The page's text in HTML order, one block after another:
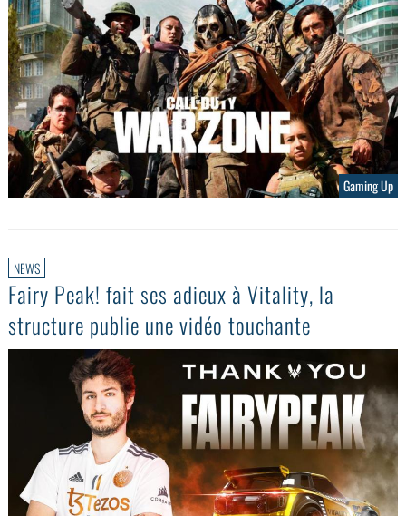
Gaming Up
NEWS
Fairy Peak! fait ses adieux à Vitality, la
structure publie une vidéo touchante